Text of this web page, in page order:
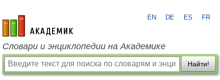
academic.ru
EN DE ES FR
Словари и энциклопедии на Академике
Найти!